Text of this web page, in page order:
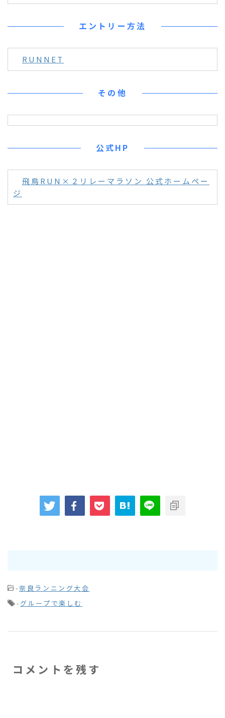
エントリー方法
RUNNET
その他
公式HP
飛鳥RUN×２リレーマラソン 公式ホームペー
ジ
-奈良ランニング大会
- グループで楽しむ
コメントを残す